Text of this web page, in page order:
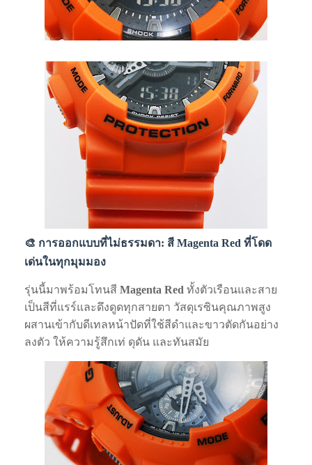
🎨 การออกแบบที่ไม่ธรรมดา: สี Magenta Red ที่โดด
เด่นในทุกมุมมอง
รุ่นนี้มาพร้อมโทนสี Magenta Red ทั้งตัวเรือนและสาย
เป็นสีที่แรร์และดึงดูดทุกสายตา วัสดุเรซินคุณภาพสูง
ผสานเข้ากับดีเทลหน้าปัดที่ใช้สีดำและขาวตัดกันอย่าง
ลงตัว ให้ความรู้สึกเท่ ดุดัน และทันสมัย